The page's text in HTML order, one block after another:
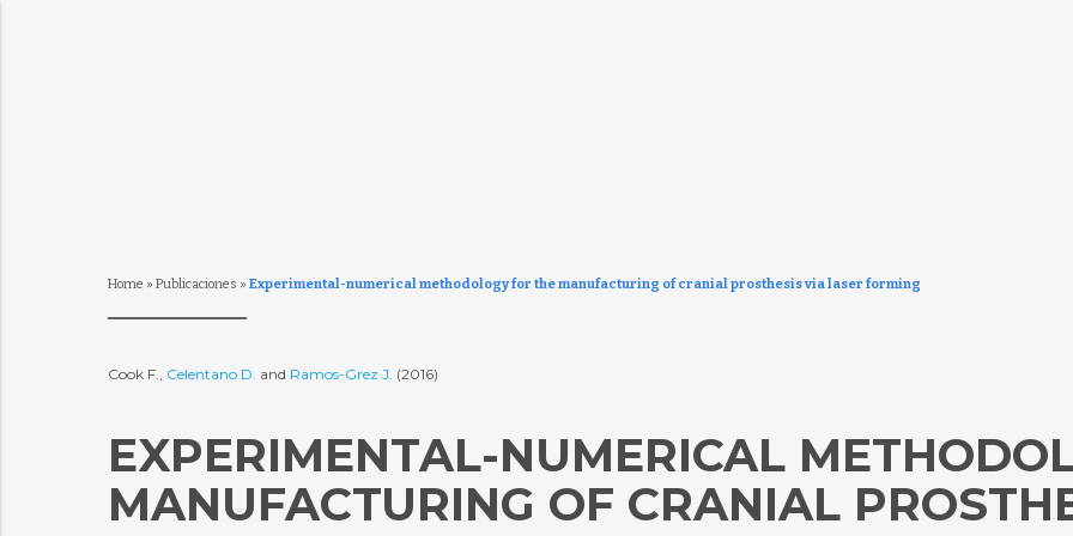
Home » Publicaciones » Experimental-numerical methodology for the manufacturing of cranial prosthesis via laser forming
Cook F., Celentano D. and Ramos-Grez J. (2016)
EXPERIMENTAL-NUMERICAL
MANUFACTURING OF CRANIAL